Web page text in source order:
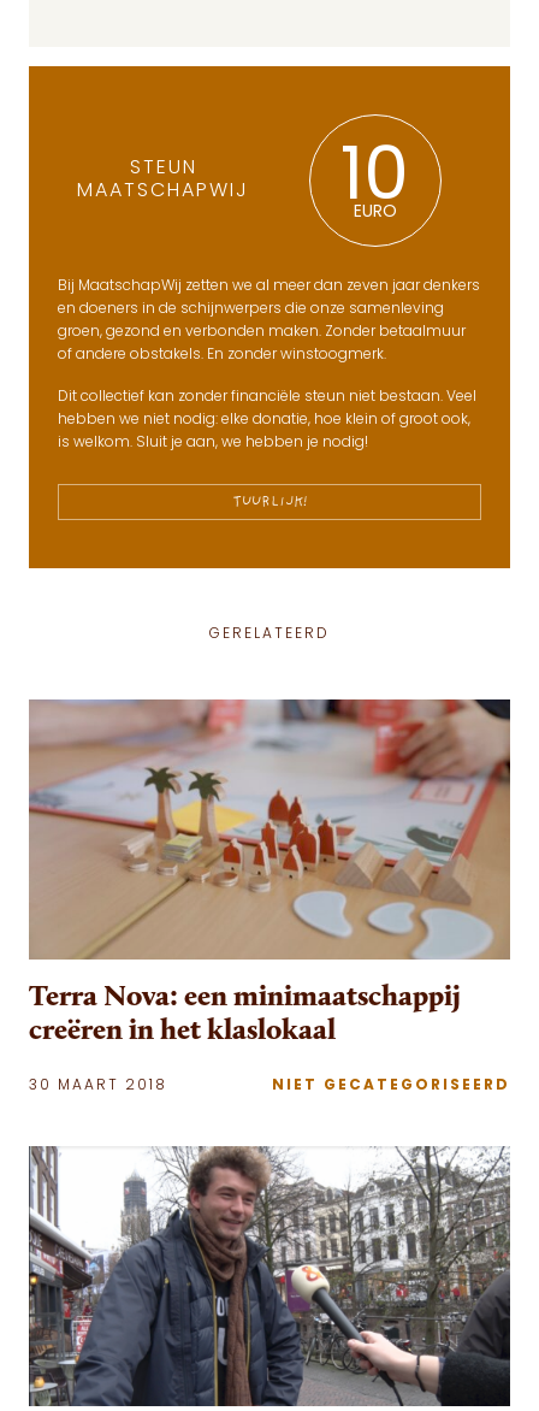
STEUN
MAATSCHAPWIJ
10
EURO
Bij MaatschapWij zetten we al meer dan zeven jaar denkers
en doeners in de schijnwerpers die onze samenleving
groen, gezond en verbonden maken. Zonder betaalmuur
of andere obstakels. En zonder winstoogmerk.
Dit collectief kan zonder financiële steun niet bestaan. Veel
hebben we niet nodig: elke donatie, hoe klein of groot ook,
is welkom. Sluit je aan, we hebben je nodig!
TUURLIJK!
GERELATEERD
Terra Nova: een minimaatschappij
creëren in het klaslokaal
30 MAART 2018 NIET GECATEGORISEERD